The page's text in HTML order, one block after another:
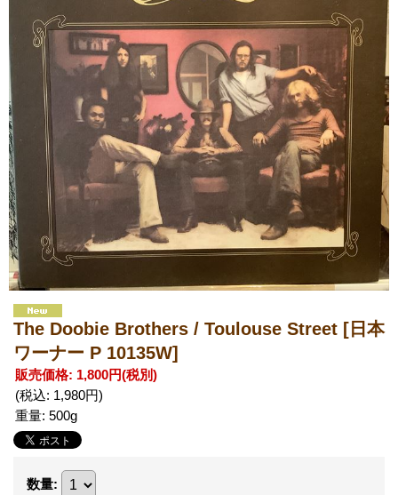
The Doobie Brothers / Toulouse Street [日本
ワーナー P 10135W]
販売価格: 1,800円(税別)
(税込: 1,980円)
重量: 500g
数量: